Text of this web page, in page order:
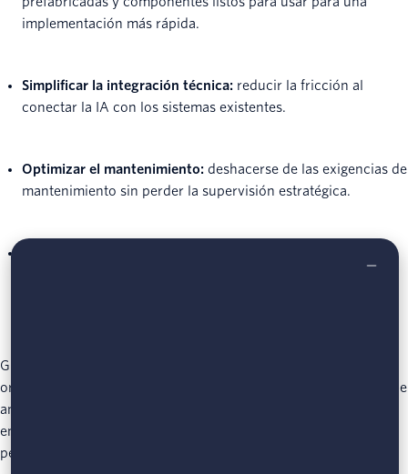
implementación más rápida.
Simplificar la integración técnica: reducir la fricción al
conectar la IA con los sistemas existentes.
Optimizar el mantenimiento: deshacerse de las exigencias de
mantenimiento sin perder la supervisión estratégica.
Gracias a la combinación de la experiencia interna con la
orquestación de proveedores, las empresas obtienen lo mejor de
ambos mundos: velocidad, eficiencia e innovación, lo que
empodera a los equipos para diseñar para el cambio, no para la
permanencia.